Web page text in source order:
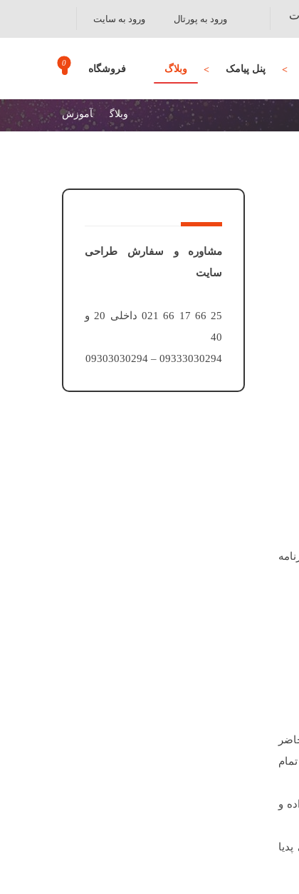
ورود به سایت ورود به پورتال
پنل پیامک وبلاگ فروشگاه
وبلاگ آموزش
و
مشاوره و سفارش طراحی
سایت
25 66 17 66 021 داخلی 20 و
40
09333030294 – 09303030294